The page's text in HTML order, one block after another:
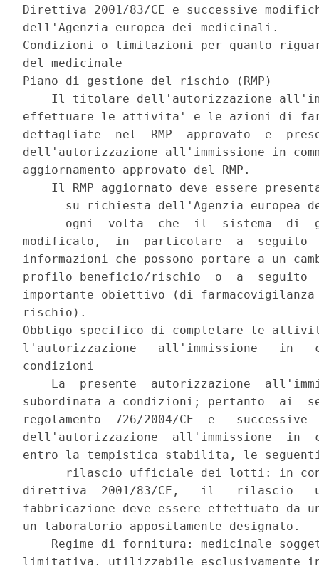
Direttiva 2001/83/CE e successive
dell'Agenzia europea dei medicinali.
Condizioni o limitazioni per quanto
del medicinale
Piano di gestione del rischio (RMP)
Il titolare dell'autorizzazione
effettuare le attivita' e le azioni di
dettagliate  nel  RMP  approvato  e
dell'autorizzazione all'immissione in
aggiornamento approvato del RMP.
Il RMP aggiornato deve essere
su richiesta dell'Agenzia europea
ogni  volta  che  il  sistema  di
modificato,  in  particolare  a  seguito
informazioni che possono portare a un
profilo beneficio/rischio  o  a  seguito
importante obiettivo (di
rischio).
Obbligo specifico di completare le
l'autorizzazione   all'immissione   in
condizioni
La  presente  autorizzazione
subordinata a condizioni; pertanto  ai
regolamento  726/2004/CE  e
dell'autorizzazione  all'immissione  in
entro la tempistica stabilita, le
rilascio ufficiale dei lotti: in
direttiva  2001/83/CE,   il
fabbricazione deve essere effettuato da
un laboratorio appositamente designato.
Regime di fornitura: medicinale
limitativa, utilizzabile esclusivamente